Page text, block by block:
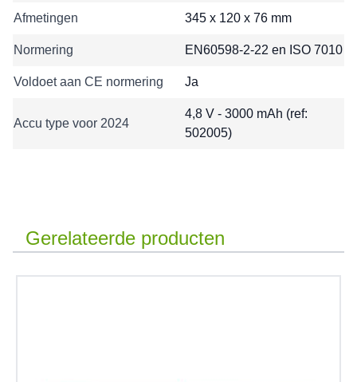
Afmetingen 345 x 120 x 76 mm
Normering EN60598-2-22 en ISO 7010
Voldoet aan CE normering Ja
Accu type voor 2024
4,8 V - 3000 mAh (ref:
502005)
Gerelateerde producten